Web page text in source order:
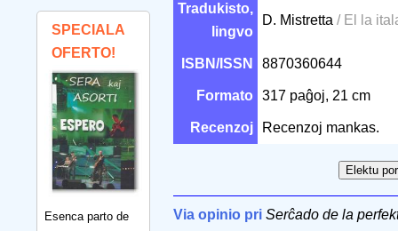
SPECIALA
OFERTO!
Esenca parto de
Tradukisto,
lingvo
D. Mistretta / El la
ISBN/ISSN 8870360644
Formato 317 paĝoj, 21 cm
Recenzoj Recenzoj mankas.
Via opinio pri Serĉado de la